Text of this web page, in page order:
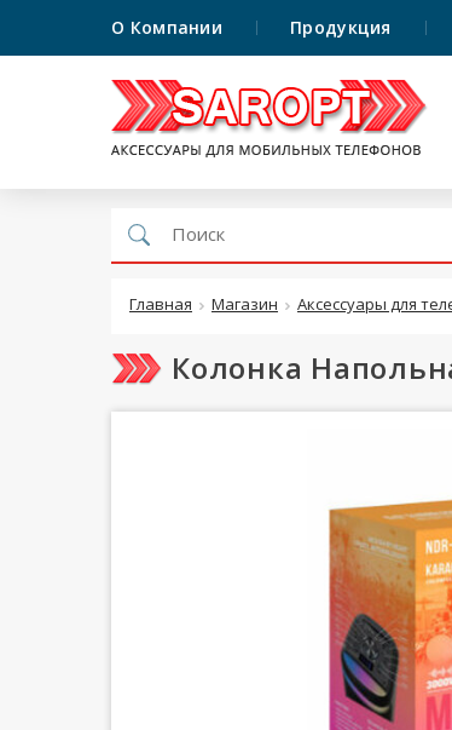
О Компании Продукция
Главная Магазин Аксессуары для
Колонка